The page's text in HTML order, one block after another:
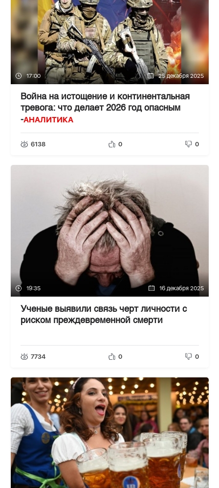
17:00 25 декабря 2025
Война на истощение и континентальная
тревога: что делает 2026 год опасным
-АНАЛИТИКА
6138 0 0
19:35 16 декабря 2025
Ученые выявили связь черт личности с
риском преждевременной смерти
7734 0 0